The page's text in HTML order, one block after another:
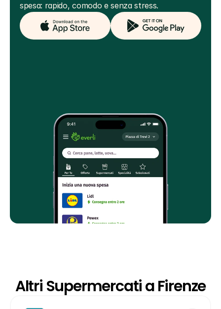
spesa: rapido, comodo e senza stress.
Altri Supermercati a Firenze